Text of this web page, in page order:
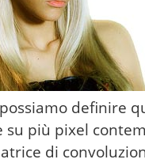
definire
su più pixel
di